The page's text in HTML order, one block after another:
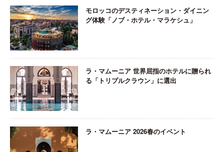
モロッコのデスティネーション・ダイニン
グ体験「ノブ・ホテル・マラケシュ」
ラ・マムーニア 世界屈指のホテルに贈られ
る「トリプルクラウン」に選出
ラ・マムーニア 2026春のイベント